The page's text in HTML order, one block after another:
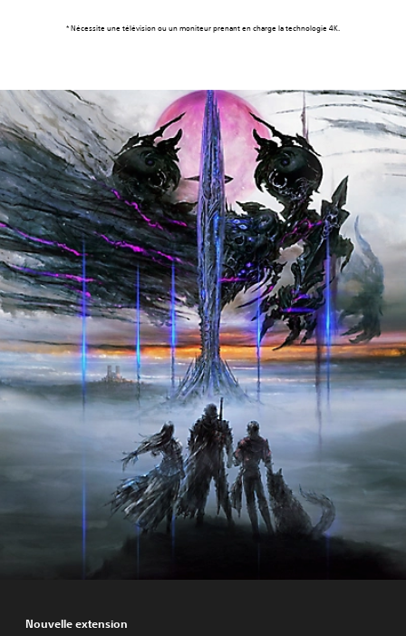
* Nécessite une télévision ou un moniteur prenant en charge la technologie 4K.
Nouvelle extension